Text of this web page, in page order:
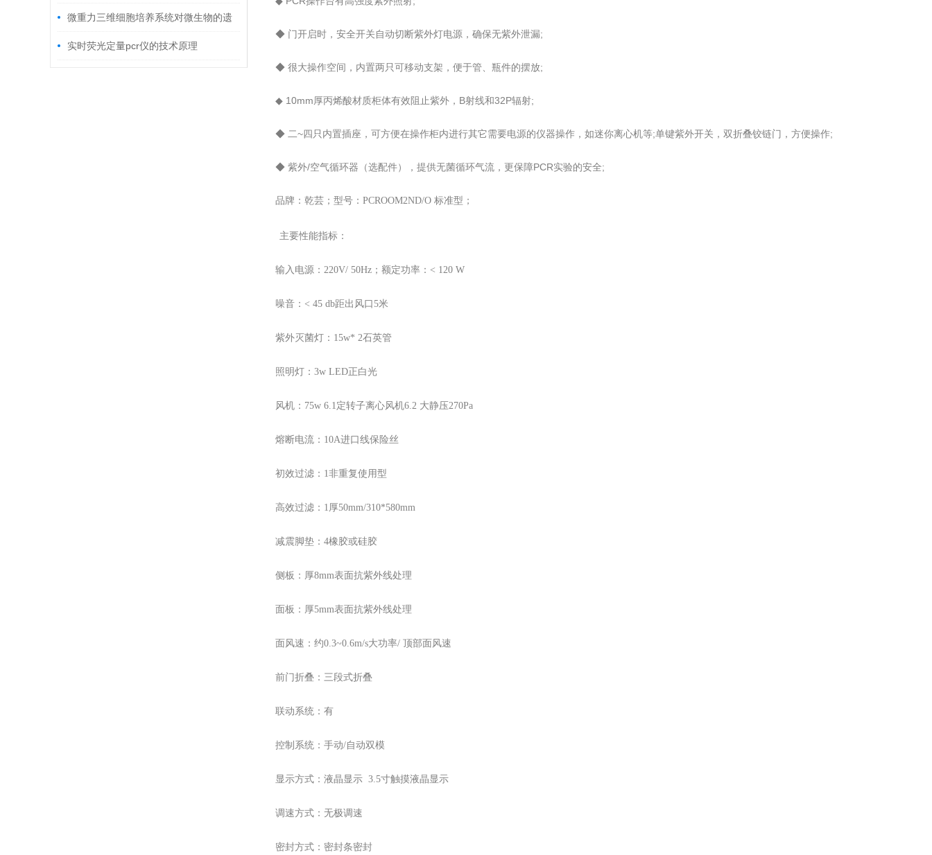
问题问答
微重力三维细胞培养系统对微生物的遗
传变异、致病性和抗性实验有哪些影响
实时荧光定量pcr仪的技术原理
◆ 门开启时，安全开关自动切断紫外灯电源，确保无紫外泄漏;
◆ 很大操作空间，内置两只可移动支架，便于管、瓶件的摆放;
◆ 10mm厚丙烯酸材质柜体有效阻止紫外，B射线和32P辐射;
◆ 二~四只内置插座，可方便在操作柜内进行其它需要电源的仪器操作，如迷你离心机等;单键紫外开关，双折叠铰链门，方便操作;
◆ 紫外/空气循环器（选配件），提供无菌循环气流，更保障PCR实验的安全;
品牌：乾芸；型号：PCROOM2ND/O 标准型；
主要性能指标：
输入电源：220V/ 50Hz；额定功率：< 120 W
噪音：< 45 db距出风口5米
紫外灭菌灯：15w* 2石英管
照明灯：3w LED正白光
风机：75w 6.1定转子离心风机6.2 大静压270Pa
熔断电流：10A进口线保险丝
初效过滤：1非重复使用型
高效过滤：1厚50mm/310*580mm
减震脚垫：4橡胶或硅胶
侧板：厚8mm表面抗紫外线处理
面板：厚5mm表面抗紫外线处理
面风速：约0.3~0.6m/s大功率/ 顶部面风速
前门折叠：三段式折叠
联动系统：有
控制系统：手动/自动双模
显示方式：液晶显示 3.5寸触摸液晶显示
调速方式：无极调速
密封方式：密封条密封